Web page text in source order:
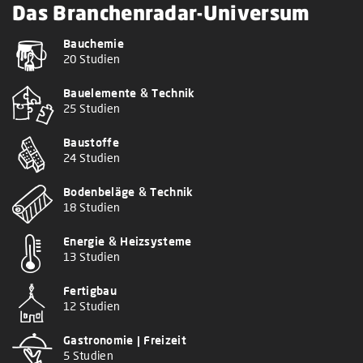
Das Branchenradar-Universum
Bauchemie
20 Studien
Bauelemente & Technik
25 Studien
Baustoffe
24 Studien
Bodenbeläge & Technik
18 Studien
Energie & Heizsysteme
13 Studien
Fertigbau
12 Studien
Gastronomie | Freizeit
5 Studien